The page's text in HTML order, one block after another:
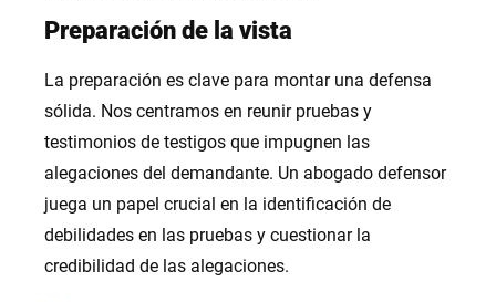
Preparación de la vista
La preparación es clave para montar una defensa
sólida. Nos centramos en reunir pruebas y
testimonios de testigos que impugnen las
alegaciones del demandante. Un abogado defensor
juega un papel crucial en la identificación de
debilidades en las pruebas y cuestionar la
credibilidad de las alegaciones.